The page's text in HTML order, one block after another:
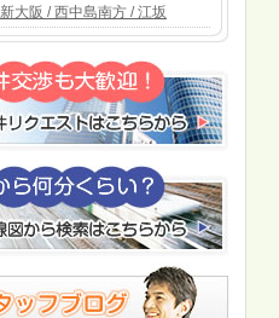
新大阪 / 西中島南方 / 江坂